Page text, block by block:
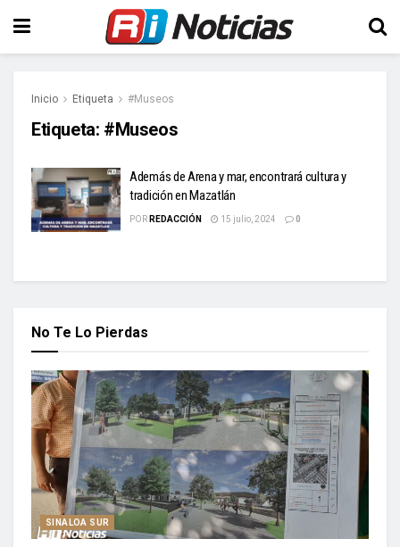
Inicio Etiqueta #Museos
Etiqueta: #Museos
Además de Arena y mar, encontrará cultura y
tradición en Mazatlán
POR REDACCIÓN 15 julio, 2024 0
No Te Lo Pierdas
SINALOA SUR